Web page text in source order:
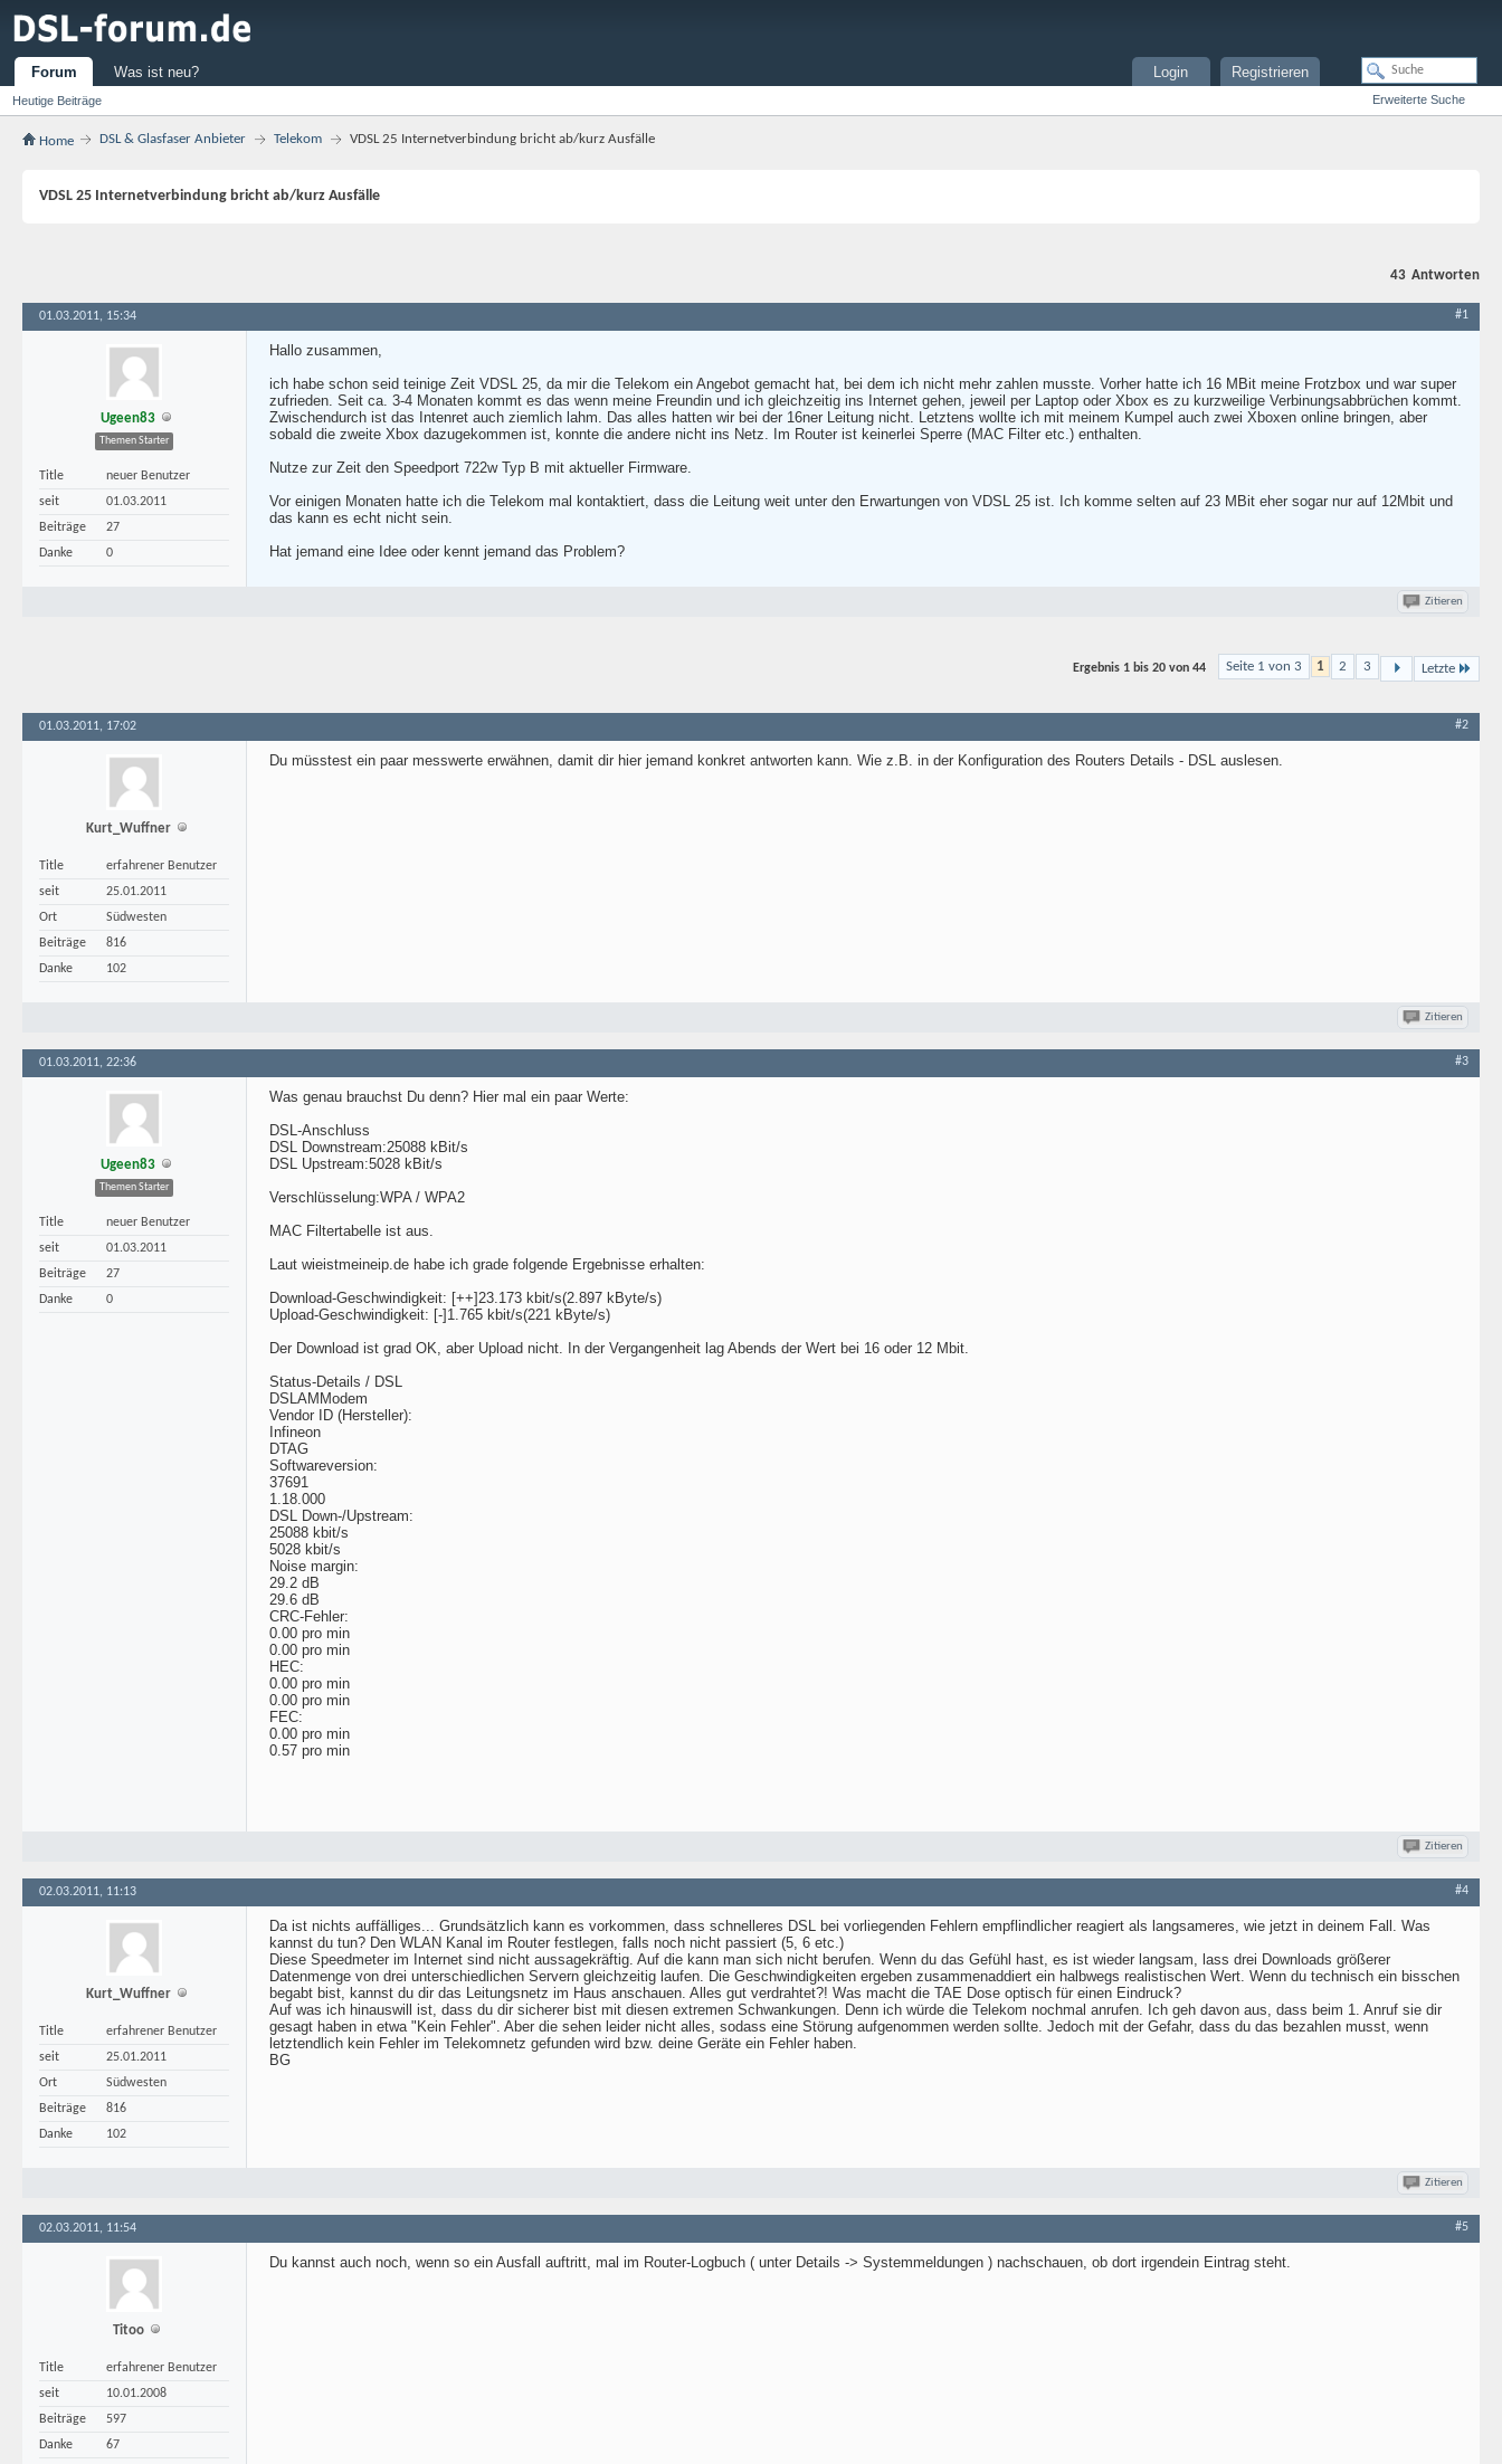
Forum
Heutige Beiträge
Was ist neu? Registrieren
Login
Erweiterte Suche
Home DSL & Glasfaser Anbieter Telekom VDSL 25 Internetverbindung bricht ab/kurz Ausfälle
VDSL 25 Internetverbindung bricht ab/kurz Ausfälle
43 Antworten
01.03.2011, 15:34 #1
Ugeen83
Themen Starter
Title
neuer Benutzer
seit
01.03.2011
Beiträge
27
Danke
0
Hallo zusammen,
ich habe schon seid teinige Zeit VDSL 25, da mir die Telekom ein Angebot gemacht hat, bei dem ich nicht mehr zahlen musste. Vorher hatte ich 16 MBit meine Frotzbox und war super
zufrieden. Seit ca. 3-4 Monaten kommt es das wenn meine Freundin und ich gleichzeitig ins Internet gehen, jeweil per Laptop oder Xbox es zu kurzweilige Verbinungsabbrüchen kommt.
Zwischendurch ist das Intenret auch ziemlich lahm. Das alles hatten wir bei der 16ner Leitung nicht. Letztens wollte ich mit meinem Kumpel auch zwei Xboxen online bringen, aber
sobald die zweite Xbox dazugekommen ist, konnte die andere nicht ins Netz. Im Router ist keinerlei Sperre (MAC Filter etc.) enthalten.
Nutze zur Zeit den Speedport 722w Typ B mit aktueller Firmware.
Vor einigen Monaten hatte ich die Telekom mal kontaktiert, dass die Leitung weit unter den Erwartungen von VDSL 25 ist. Ich komme selten auf 23 MBit eher sogar nur auf 12Mbit und
das kann es echt nicht sein.
Hat jemand eine Idee oder kennt jemand das Problem?
Zitieren
Seite 1 von 3 1 2 3 Letzte
Ergebnis 1 bis 20 von 44
01.03.2011, 17:02 #2
Kurt_Wuffner
Title
erfahrener Benutzer
seit
25.01.2011
Ort
Südwesten
Beiträge
816
Danke
102
Du müsstest ein paar messwerte erwähnen, damit dir hier jemand konkret antworten kann. Wie z.B. in der Konfiguration des Routers Details - DSL auslesen.
Zitieren
01.03.2011, 22:36 #3
Ugeen83
Themen Starter
Title
neuer Benutzer
seit
01.03.2011
Beiträge
27
Danke
0
Was genau brauchst Du denn? Hier mal ein paar Werte:
DSL-Anschluss
DSL Downstream:25088 kBit/s
DSL Upstream:5028 kBit/s
Verschlüsselung:WPA / WPA2
MAC Filtertabelle ist aus.
Laut wieistmeineip.de habe ich grade folgende Ergebnisse erhalten:
Download-Geschwindigkeit: [++]23.173 kbit/s(2.897 kByte/s)
Upload-Geschwindigkeit: [-]1.765 kbit/s(221 kByte/s)
Der Download ist grad OK, aber Upload nicht. In der Vergangenheit lag Abends der Wert bei 16 oder 12 Mbit.
Status-Details / DSL
DSLAMModem
Vendor ID (Hersteller):
Infineon
DTAG
Softwareversion:
37691
1.18.000
DSL Down-/Upstream:
25088 kbit/s
5028 kbit/s
Noise margin:
29.2 dB
29.6 dB
CRC-Fehler:
0.00 pro min
0.00 pro min
HEC:
0.00 pro min
0.00 pro min
FEC:
0.00 pro min
0.57 pro min
Zitieren
02.03.2011, 11:13 #4
Kurt_Wuffner
Title
erfahrener Benutzer
seit
25.01.2011
Ort
Südwesten
Beiträge
816
Danke
102
Da ist nichts auffälliges... Grundsätzlich kann es vorkommen, dass schnelleres DSL bei vorliegenden Fehlern empflindlicher reagiert als langsameres, wie jetzt in deinem Fall. Was
kannst du tun? Den WLAN Kanal im Router festlegen, falls noch nicht passiert (5, 6 etc.)
Diese Speedmeter im Internet sind nicht aussagekräftig. Auf die kann man sich nicht berufen. Wenn du das Gefühl hast, es ist wieder langsam, lass drei Downloads größerer
Datenmenge von drei unterschiedlichen Servern gleichzeitig laufen. Die Geschwindigkeiten ergeben zusammenaddiert ein halbwegs realistischen Wert. Wenn du technisch ein bisschen
begabt bist, kannst du dir das Leitungsnetz im Haus anschauen. Alles gut verdrahtet?! Was macht die TAE Dose optisch für einen Eindruck?
Auf was ich hinauswill ist, dass du dir sicherer bist mit diesen extremen Schwankungen. Denn ich würde die Telekom nochmal anrufen. Ich geh davon aus, dass beim 1. Anruf sie dir
gesagt haben in etwa "Kein Fehler". Aber die sehen leider nicht alles, sodass eine Störung aufgenommen werden sollte. Jedoch mit der Gefahr, dass du das bezahlen musst, wenn
letztendlich kein Fehler im Telekomnetz gefunden wird bzw. deine Geräte ein Fehler haben.
BG
Zitieren
02.03.2011, 11:54 #5
Titoo
Title
erfahrener Benutzer
seit
10.01.2008
Beiträge
597
Danke
67
Du kannst auch noch, wenn so ein Ausfall auftritt, mal im Router-Logbuch ( unter Details -> Systemmeldungen ) nachschauen, ob dort irgendein Eintrag steht.